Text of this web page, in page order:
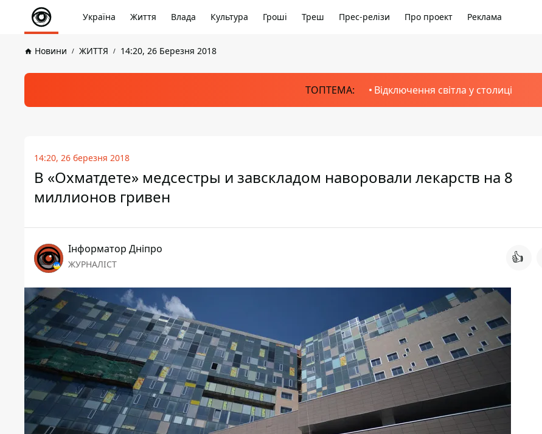
Україна Життя Влада Культура Гроші Треш Прес-релізи Про проект Реклама
Новини ЖИТТЯ 14:20, 26 Березня 2018
ТОПТЕМА: Відключення світла у столиці
14:20, 26 березня 2018
В «Охматдете» медсестры и завскладом наворовали лекарств на 8
миллионов гривен
Інформатор Дніпро
ЖУРНАЛІСТ 👍